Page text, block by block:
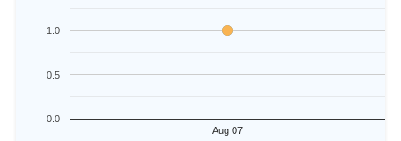
Aug 07
0.0
0.5
1.0